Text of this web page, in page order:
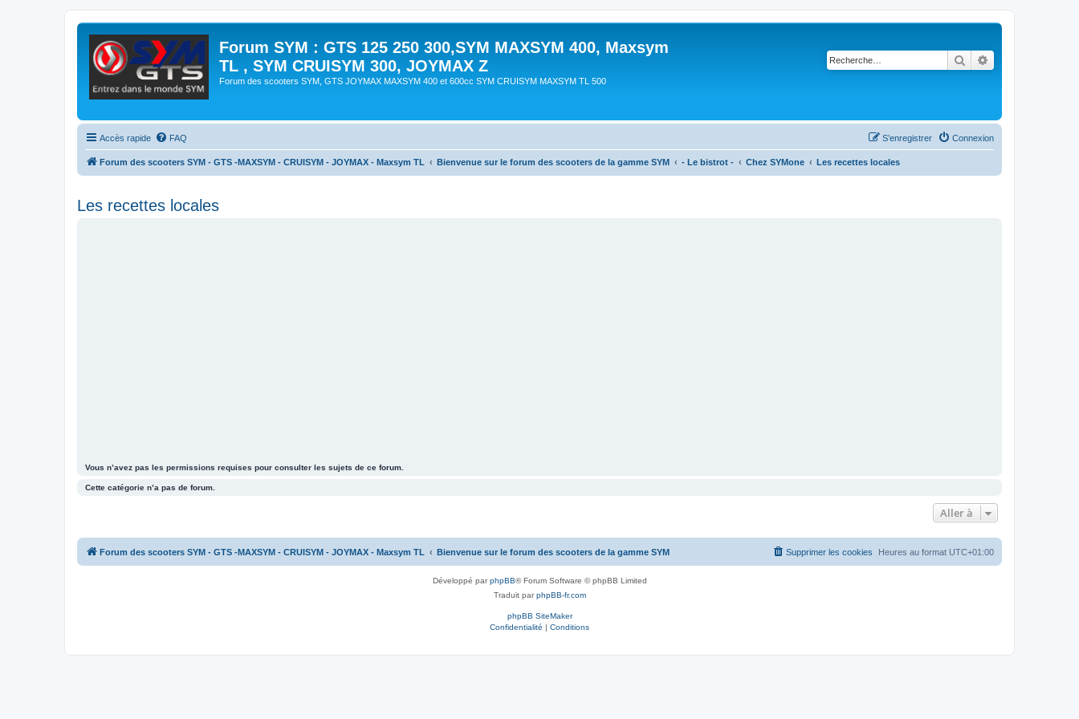
Forum SYM : GTS 125 250 300,SYM MAXSYM 400, Maxsym
TL , SYM CRUISYM 300, JOYMAX Z
Forum des scooters SYM, GTS JOYMAX MAXSYM 400 et 600cc SYM CRUISYM MAXSYM TL 500
Rechercher
Accès rapide FAQ Connexion
S’enregistrer
Forum des scooters SYM - GTS -MAXSYM - CRUISYM - JOYMAX - Maxsym TL Bienvenue sur le forum des scooters de la gamme SYM - Le bistrot - Chez SYMone Les recettes locales
Les recettes locales
Vous n’avez pas les permissions requises pour consulter les sujets de ce forum.
Cette catégorie n’a pas de forum.
Aller à
Forum des scooters SYM - GTS -MAXSYM - CRUISYM - JOYMAX - Maxsym TL Bienvenue sur le forum des scooters de la gamme SYM Heures au format UTC+01:00
Supprimer les cookies
Développé parphpBB® Forum Software © phpBB Limited
Traduit parphpBB-fr.com
phpBB SiteMaker
Confidentialité | Conditions